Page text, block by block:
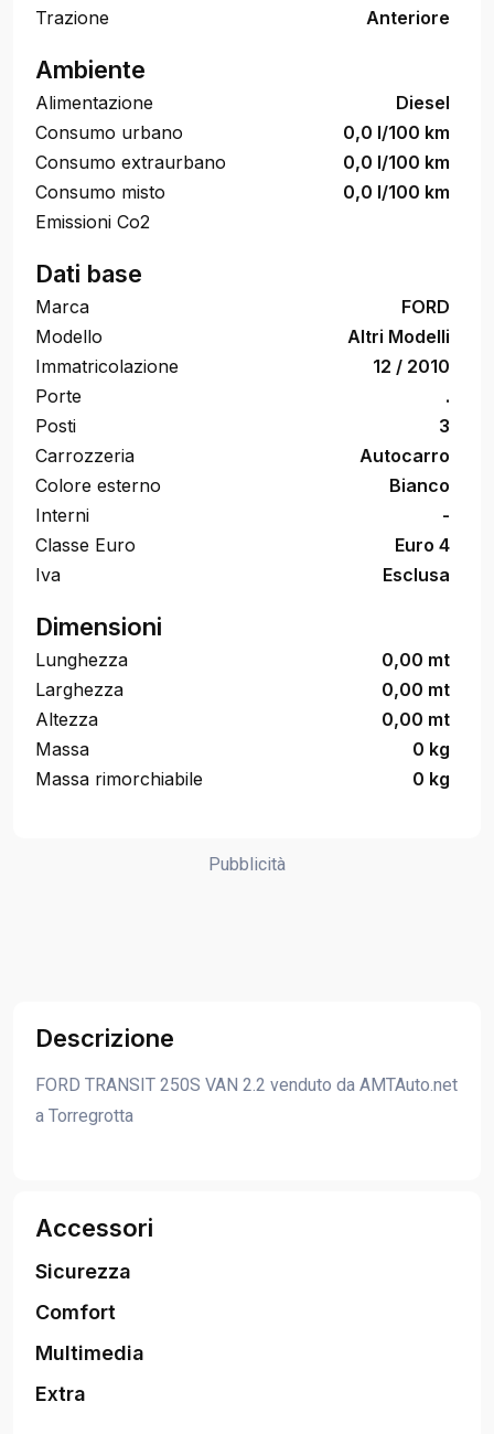
Trazione
Anteriore
Ambiente
Alimentazione
Diesel
Consumo urbano
0,0 l/100 km
Consumo extraurbano
0,0 l/100 km
Consumo misto
0,0 l/100 km
Emissioni Co2
Dati base
Marca
FORD
Modello
Altri Modelli
Immatricolazione
12 / 2010
Porte
.
Posti
3
Carrozzeria
Autocarro
Colore esterno
Bianco
Interni
-
Classe Euro
Euro 4
Iva
Esclusa
Dimensioni
Lunghezza
0,00 mt
Larghezza
0,00 mt
Altezza
0,00 mt
Massa
0 kg
Massa rimorchiabile
0 kg
Pubblicità
Descrizione
FORD TRANSIT 250S VAN 2.2 venduto da AMTAuto.net
a Torregrotta
Accessori
Sicurezza
Comfort
Multimedia
Extra